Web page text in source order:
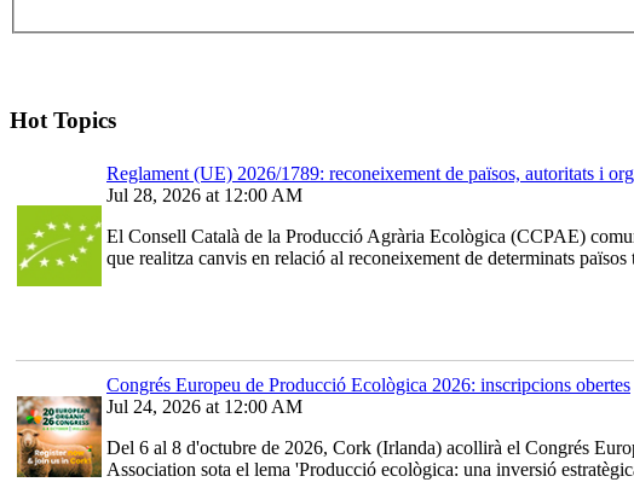
Hot Topics
Reglament (UE) 2026/1789: reconeixement de països, autoritats i
Jul 28, 2026 at 12:00 AM
El Consell Català de la Producció Agrària Ecològica (CCPAE)
que realitza canvis en relació al reconeixement de determinats
Congrés Europeu de Producció Ecològica 2026: inscripcions obertes
Jul 24, 2026 at 12:00 AM
Del 6 al 8 d'octubre de 2026, Cork (Irlanda) acollirà el Congrés
Association sota el lema 'Producció ecològica: una inversió